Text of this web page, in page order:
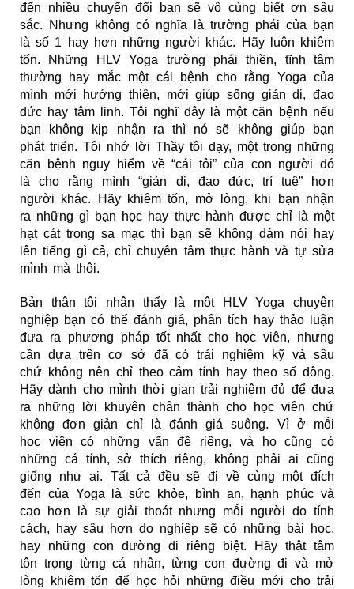
đến nhiều chuyển đổi bạn sẽ vô cùng biết ơn sâu
sắc. Nhưng không có nghĩa là trường phái của bạn
là số 1 hay hơn những người khác. Hãy luôn khiêm
tốn. Những HLV Yoga trường phái thiền, tĩnh tâm
thường hay mắc một cái bệnh cho rằng Yoga của
mình mới hướng thiện, mới giúp sống giản dị, đạo
đức hay tâm linh. Tôi nghĩ đây là một căn bệnh nếu
bạn không kịp nhận ra thì nó sẽ không giúp bạn
phát triển. Tôi nhớ lời Thầy tôi dạy, một trong những
căn bệnh nguy hiểm về “cái tôi” của con người đó
là cho rằng mình “giản dị, đạo đức, trí tuệ” hơn
người khác. Hãy khiêm tốn, mở lòng, khi bạn nhận
ra những gì bạn học hay thực hành được chỉ là một
hạt cát trong sa mạc thì bạn sẽ không dám nói hay
lên tiếng gì cả, chỉ chuyên tâm thực hành và tự sửa
mình mà thôi.
Bản thân tôi nhận thấy là một HLV Yoga chuyên
nghiệp bạn có thể đánh giá, phân tích hay thảo luận
đưa ra phương pháp tốt nhất cho học viên, nhưng
cần dựa trên cơ sở đã có trải nghiệm kỹ và sâu
chứ không nên chỉ theo cảm tính hay theo số đông.
Hãy dành cho mình thời gian trải nghiệm đủ để đưa
ra những lời khuyên chân thành cho học viên chứ
không đơn giản chỉ là đánh giá suông. Vì ở mỗi
học viên có những vấn đề riêng, và họ cũng có
những cá tính, sở thích riêng, không phải ai cũng
giống như ai. Tất cả đều sẽ đi về cùng một đích
đến của Yoga là sức khỏe, bình an, hạnh phúc và
cao hơn là sự giải thoát nhưng mỗi người do tính
cách, hay sâu hơn do nghiệp sẽ có những bài học,
hay những con đường đi riêng biệt. Hãy thật tâm
tôn trọng từng cá nhân, từng con đường đi và mở
lòng khiêm tốn để học hỏi những điều mới cho trải